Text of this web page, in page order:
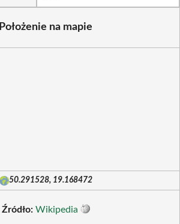
Położenie na mapie
50.291528, 19.168472
Źródło: Wikipedia